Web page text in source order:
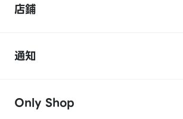
店鋪
通知
Only Shop